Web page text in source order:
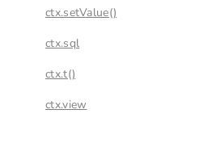
ctx.setValue()
ctx.sql
ctx.t()
ctx.view